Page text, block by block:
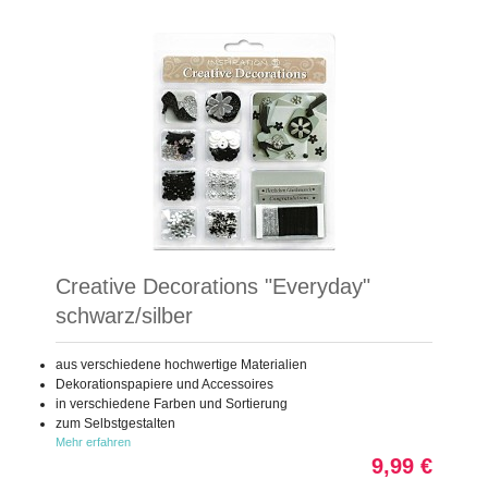
Creative Decorations "Everyday"
schwarz/silber
aus verschiedene hochwertige Materialien
Dekorationspapiere und Accessoires
in verschiedene Farben und Sortierung
zum Selbstgestalten
Mehr erfahren
9,99 €